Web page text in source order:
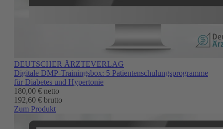
DEUTSCHER ÄRZTEVERLAG
Digitale DMP-Trainingsbox: 5 Patientenschulungsprogramme
für Diabetes und Hypertonie
180,00 € netto
192,60 € brutto
Zum Produkt